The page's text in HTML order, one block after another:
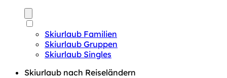
Skiurlaub Familien
Skiurlaub Gruppen
Skiurlaub Singles
Skiurlaub nach Reiseländern